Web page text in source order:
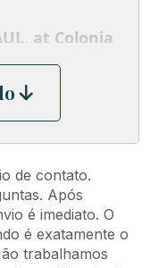
at Colonia
BC.
and below
Octavian on
above.
de contato.
Após
é imediato. O
é exatamente o
trabalhamos